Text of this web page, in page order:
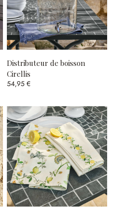
Distributeur de boisson
Cirellis
54,95 €